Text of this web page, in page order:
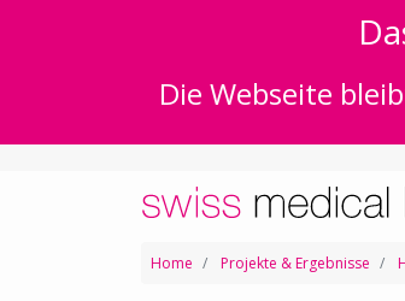
Die Webseite
Home Projekte & Ergebnisse